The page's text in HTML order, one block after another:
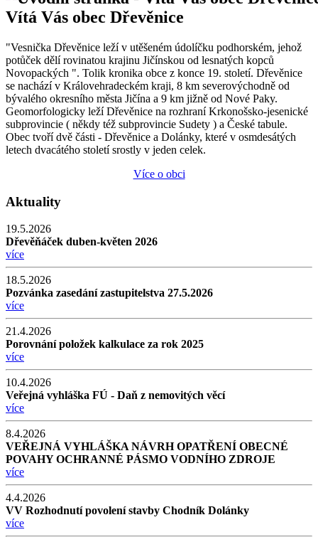
Vítá Vás obec Dřevěnice
"Vesnička Dřevěnice leží v utěšeném údolíčku podhorském, jehož
potůček dělí rovinatou krajinu Jičínskou od lesnatých kopců
Novopackých ". Tolik kronika obce z konce 19. století. Dřevěnice
se nachází v Královehradeckém kraji, 8 km severovýchodně od
bývalého okresního města Jičína a 9 km jižně od Nové Paky.
Geomorfologicky leží Dřevěnice na rozhraní Krkonošsko-jesenické
subprovincie ( někdy též subprovincie Sudety ) a České tabule.
Obec tvoří dvě části - Dřevěnice a Dolánky, které v osmdesátých
letech dvacátého století srostly v jeden celek.
Více o obci
Aktuality
19.5.2026
Dřevěňáček duben-květen 2026
více
18.5.2026
Pozvánka zasedání zastupitelstva 27.5.2026
více
21.4.2026
Porovnání položek kalkulace za rok 2025
více
10.4.2026
Veřejná vyhláška FÚ - Daň z nemovitých věcí
více
8.4.2026
VEŘEJNÁ VYHLÁŠKA NÁVRH OPATŘENÍ OBECNÉ
POVAHY OCHRANNÉ PÁSMO VODNÍHO ZDROJE
více
4.4.2026
VV Rozhodnutí povolení stavby Chodník Dolánky
více